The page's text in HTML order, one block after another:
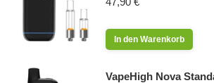
In den Warenkorb
VapeHigh Nova